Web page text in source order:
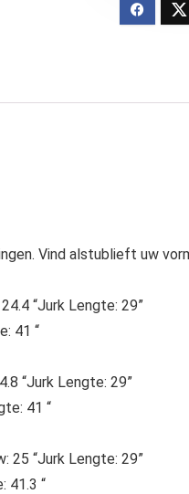
Vind alstublieft uw
“Jurk Lengte: 29”
41 “
“Jurk Lengte: 29”
41 “
25 “Jurk Lengte: 29”
41.3 “